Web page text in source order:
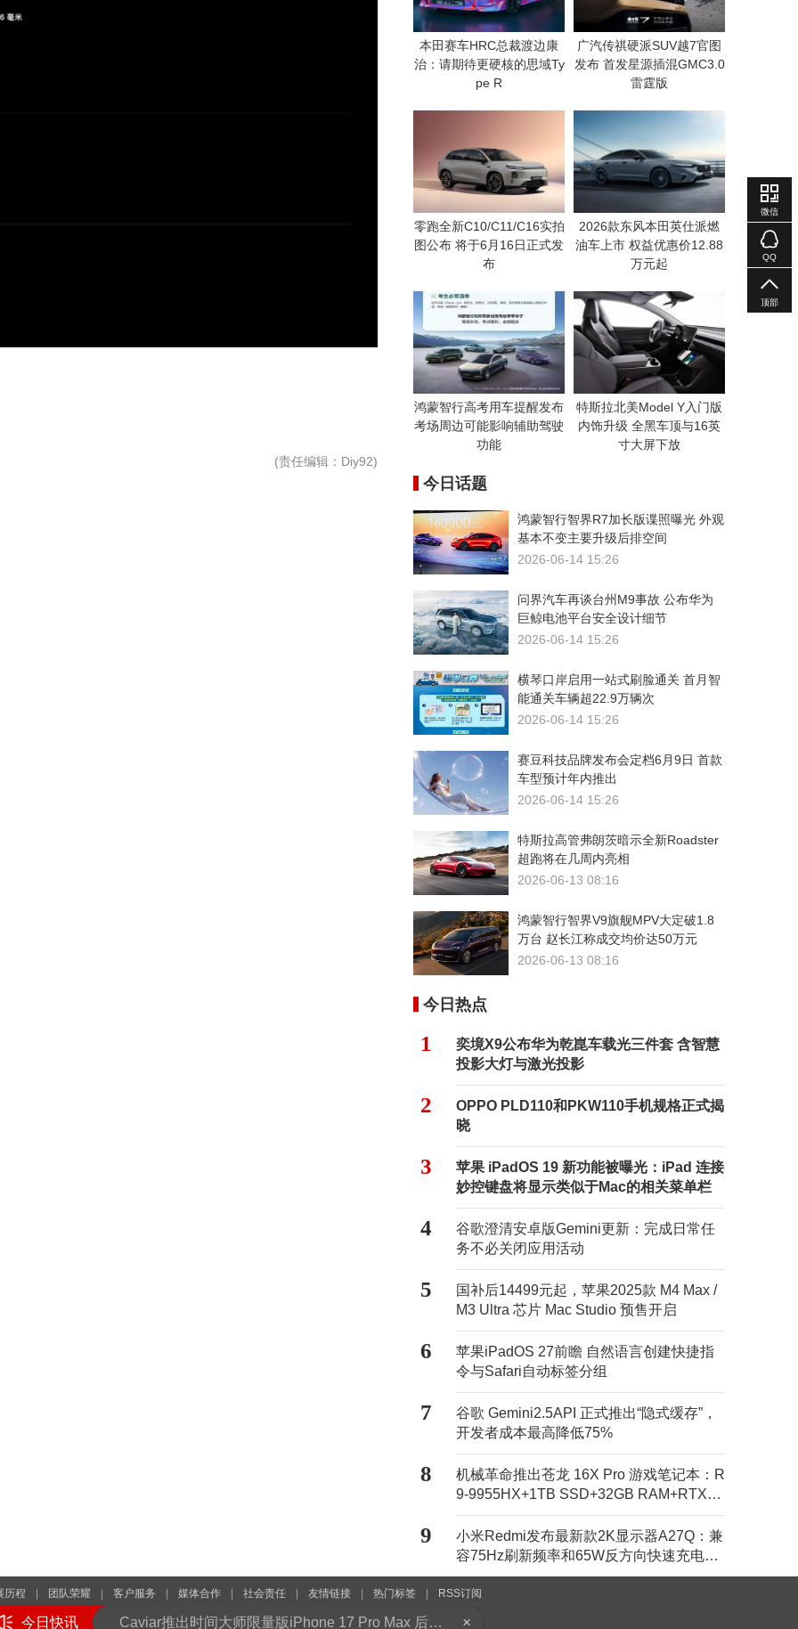
(责任编辑 ：Diy92)
本田赛车HRC总裁渡边康
治：请期待更硬核的思域Ty
pe R
广汽传祺硬派SUV越7官图
发布 首发星源插混GMC3.0
雷霆版
零跑全新C10/C11/C16实拍
图公布 将于6月16日正式发
布
2026款东风本田英仕派燃
油车上市 权益优惠价12.88
万元起
鸿蒙智行高考用车提醒发布
考场周边可能影响辅助驾驶
功能
特斯拉北美Model Y入门版
内饰升级 全黑车顶与16英
寸大屏下放
今日话题
鸿蒙智行智界R7加长版谍照曝光 外观
基本不变主要升级后排空间
2026-06-14 15:26
问界汽车再谈台州M9事故 公布华为
巨鲸电池平台安全设计细节
2026-06-14 15:26
横琴口岸启用一站式刷脸通关 首月智
能通关车辆超22.9万辆次
2026-06-14 15:26
赛豆科技品牌发布会定档6月9日 首款
车型预计年内推出
2026-06-14 15:26
特斯拉高管弗朗茨暗示全新Roadster
超跑将在几周内亮相
2026-06-13 08:16
鸿蒙智行智界V9旗舰MPV大定破1.8
万台 赵长江称成交均价达50万元
2026-06-13 08:16
今日热点
1
奕境X9公布华为乾崑车载光三件套 含智慧
投影大灯与激光投影
2
OPPO PLD110和PKW110手机规格正式揭
晓
3
苹果 iPadOS 19 新功能被曝光：iPad 连接
妙控键盘将显示类似于Mac的相关菜单栏
4
谷歌澄清安卓版Gemini更新：完成日常任
务不必关闭应用活动
5
国补后14499元起，苹果2025款 M4 Max /
M3 Ultra 芯片 Mac Studio 预售开启
6
苹果iPadOS 27前瞻 自然语言创建快捷指
令与Safari自动标签分组
7
谷歌 Gemini2.5API 正式推出“隐式缓存”，
开发者成本最高降低75%
8
机械革命推出苍龙 16X Pro 游戏笔记本：R
9-9955HX+1TB SSD+32GB RAM+RTX50
70Ti售11499元
9
小米Redmi发布最新款2K显示器A27Q：兼
容75Hz刷新频率和65W反方向快速充电，
活动价869元
历程 团队荣耀 客户服务 媒体合作 社会责任 友情链接 热门标签
RSS订阅
引用自网络，如有侵权请联系我们予以删除，本站发布此文仅为传递信息，不代表本站认同其观点。
微信
QQ
顶部
今日快讯
古尔曼称苹果新版Siri不会被宣传为完成品 内部标记为Beta版
Caviar推出时间大师限量版iPhone 17 Pro Max 后盖嵌入机械腕表机构 ×